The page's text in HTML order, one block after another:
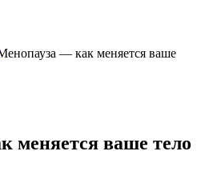
— как меняется ваше
меняется ваше тело